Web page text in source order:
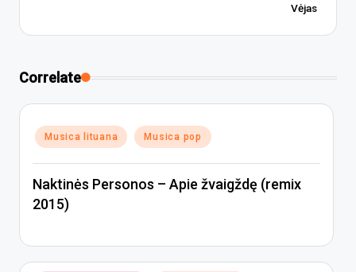
Vėjas
Correlate
Posted
in
Musica lituana Musica pop
Naktinės Personos – Apie žvaigždę (remix
2015)